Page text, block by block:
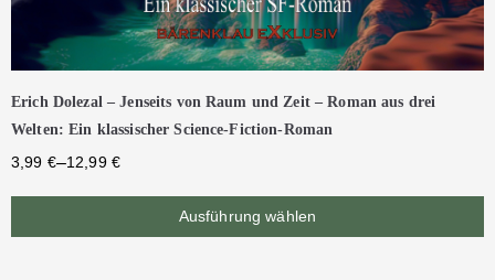
Erich Dolezal – Jenseits von Raum und Zeit – Roman aus drei
Welten: Ein klassischer Science-Fiction-Roman
3,99 €–12,99 €
Ausführung wählen